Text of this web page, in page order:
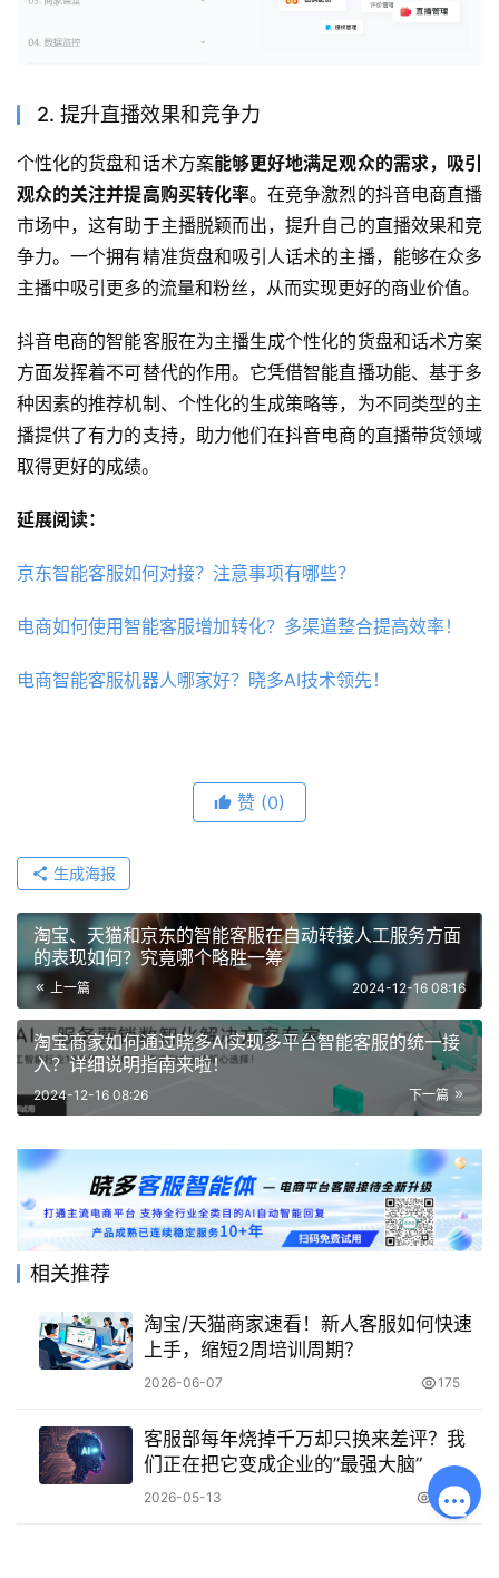
2. 提升直播效果和竞争力
个性化的货盘和话术方案能够更好地满足观众的需求，吸引
观众的关注并提高购买转化率。在竞争激烈的抖音电商直播
市场中，这有助于主播脱颖而出，提升自己的直播效果和竞
争力。一个拥有精准货盘和吸引人话术的主播，能够在众多
主播中吸引更多的流量和粉丝，从而实现更好的商业价值。
抖音电商的智能客服在为主播生成个性化的货盘和话术方案
方面发挥着不可替代的作用。它凭借智能直播功能、基于多
种因素的推荐机制、个性化的生成策略等，为不同类型的主
播提供了有力的支持，助力他们在抖音电商的直播带货领域
取得更好的成绩。
延展阅读：
京东智能客服如何对接？注意事项有哪些？
电商如何使用智能客服增加转化？多渠道整合提高效率！
电商智能客服机器人哪家好？晓多AI技术领先！
赞 (0)
生成海报
淘宝、天猫和京东的智能客服在自动转接人工服务方面
的表现如何？究竟哪个略胜一筹
上一篇 2024-12-16 08:16
淘宝商家如何通过晓多AI实现多平台智能客服的统一接
入？详细说明指南来啦！
下一篇
2024-12-16 08:26
相关推荐
淘宝/天猫商家速看！新人客服如何快速
上手，缩短2周培训周期？
2026-06-07 175
客服部每年烧掉千万却只换来差评？我
们正在把它变成企业的”最强大脑”
2026-05-13 303